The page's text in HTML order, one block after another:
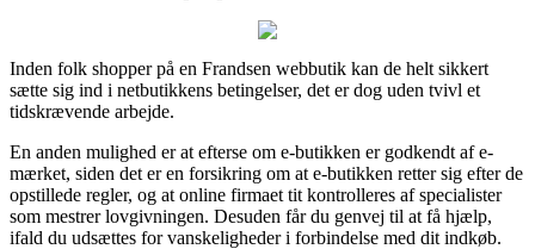
Inden folk shopper på en Frandsen webbutik kan de helt sikkert
sætte sig ind i netbutikkens betingelser, det er dog uden tvivl et
tidskrævende arbejde.
En anden mulighed er at efterse om e-butikken er godkendt af e-
mærket, siden det er en forsikring om at e-butikken retter sig efter de
opstillede regler, og at online firmaet tit kontrolleres af specialister
som mestrer lovgivningen. Desuden får du genvej til at få hjælp,
ifald du udsættes for vanskeligheder i forbindelse med dit indkøb.